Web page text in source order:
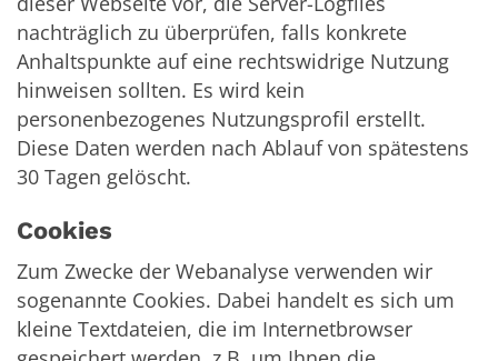
nachträglich zu überprüfen, falls konkrete
Anhaltspunkte auf eine rechtswidrige Nutzung
hinweisen sollten. Es wird kein
personenbezogenes Nutzungsprofil erstellt.
Diese Daten werden nach Ablauf von spätestens
30 Tagen gelöscht.
Cookies
Zum Zwecke der Webanalyse verwenden wir
sogenannte Cookies. Dabei handelt es sich um
kleine Textdateien, die im Internetbrowser